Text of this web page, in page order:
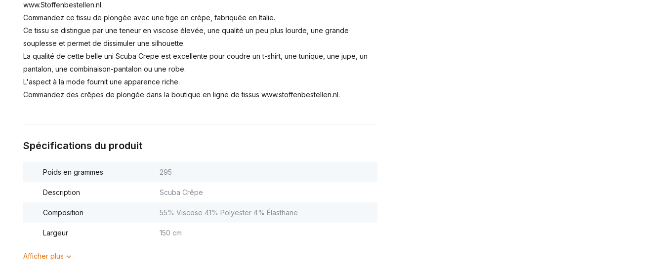
www.Stoffenbestellen.nl.
Commandez ce tissu de plongée avec une tige en crèpe, fabriquée en Italie.
Ce tissu se distingue par une teneur en viscose élevée, une qualité un peu plus lourde, une grande
souplesse et permet de dissimuler une silhouette.
La qualité de cette belle uni Scuba Crepe est excellente pour coudre un t-shirt, une tunique, une jupe, un
pantalon, une combinaison-pantalon ou une robe.
L'aspect à la mode fournit une apparence riche.
Commandez des crêpes de plongée dans la boutique en ligne de tissus www.stoffenbestellen.nl.
Spécifications du produit
Poids en grammes 295
Description Scuba Crêpe
Composition 55% Viscose 41% Polyester 4% Élasthane
Largeur 150 cm
Afficher plus